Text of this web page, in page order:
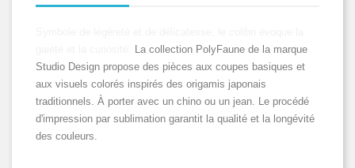
La collection PolyFaune de la marque
Studio Design propose des pièces aux coupes basiques et
aux visuels colorés inspirés des origamis japonais
traditionnels. À porter avec un chino ou un jean. Le procédé
d'impression par sublimation garantit la qualité et la longévité
des couleurs.